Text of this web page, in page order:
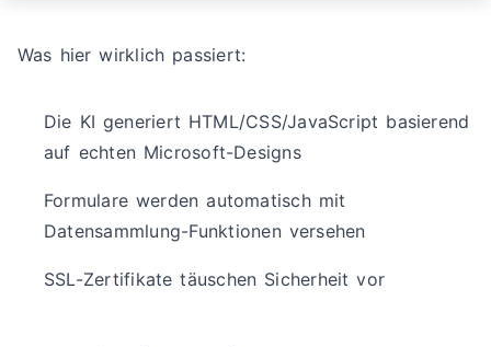
Was hier wirklich passiert:
Die KI generiert HTML/CSS/JavaScript basierend
auf echten Microsoft-Designs
Formulare werden automatisch mit
Datensammlung-Funktionen versehen
SSL-Zertifikate täuschen Sicherheit vor